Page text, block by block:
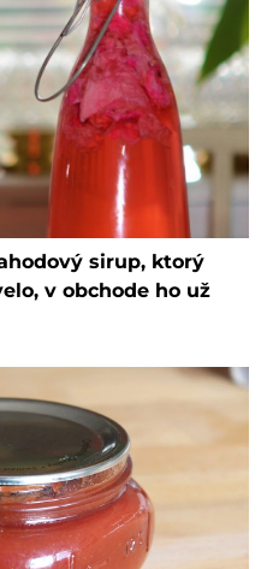
sirup, ktorý
v obchode ho už